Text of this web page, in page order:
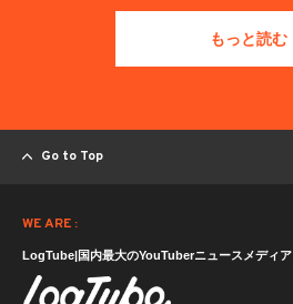
もっと読む
Go to Top
WE ARE :
LogTube|国内最大のYouTuberニュースメディア